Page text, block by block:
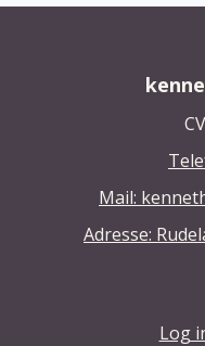
Mail:
Adresse:
Log